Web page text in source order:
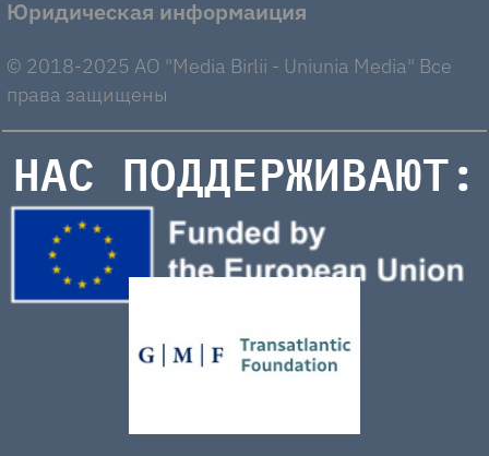
Юридическая информаиция
© 2018-2025 AO "Media Birlii - Uniunia Media" Все
права защищены
НАС ПОДДЕРЖИВАЮТ: